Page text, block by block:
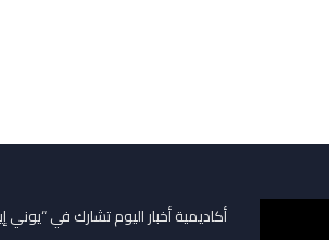
أكاديمية أخبار اليوم تشارك في “يوني